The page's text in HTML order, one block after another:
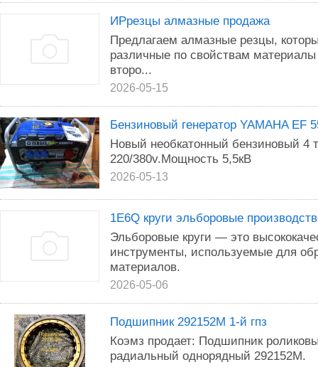
ИРрезцы алмазные продажа
Предлагаем алмазные резцы,
различные по свойствам
второ...
2026-05-15
Бензиновый генератор YAMAHA EF
Новый необкатонный бензиновый 4
220/380v.Мощность 5,5кВ
2026-05-13
1Е6Q круги эльборовые
Эльборовые круги — это
инструменты, используемые для
материалов.
2026-05-06
Подшипник 292152М 1-й гпз
Коэмз продает: Подшипник
радиальный однорядный 292152М.